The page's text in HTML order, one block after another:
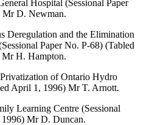
Hospital (Sessional Paper
Mr D. Newman.
Deregulation and the Elimination
Paper No. P-68) (Tabled
H. Hampton.
of Ontario Hydro
April 1, 1996) Mr T. Arnott.
Learning Centre (Sessional
Mr D. Duncan.